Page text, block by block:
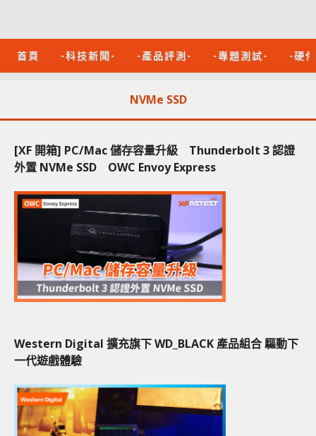
首頁 -科技新聞- -產品評測- -專題測試- -硬
NVMe SSD
[XF 開箱] PC/Mac 儲存容量升級 Thunderbolt 3 認證
外置 NVMe SSD OWC Envoy Express
Western Digital 擴充旗下 WD_BLACK 產品組合 驅動下
一代遊戲體驗